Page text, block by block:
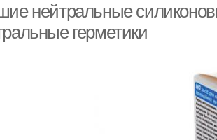
нейтральные
герметики